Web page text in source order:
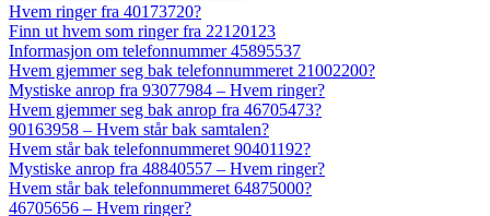
Hvem ringer fra 40173720?
Finn ut hvem som ringer fra 22120123
Informasjon om telefonnummer 45895537
Hvem gjemmer seg bak telefonnummeret 21002200?
Mystiske anrop fra 93077984 – Hvem ringer?
Hvem gjemmer seg bak anrop fra 46705473?
90163958 – Hvem står bak samtalen?
Hvem står bak telefonnummeret 90401192?
Mystiske anrop fra 48840557 – Hvem ringer?
Hvem står bak telefonnummeret 64875000?
46705656 – Hvem ringer?